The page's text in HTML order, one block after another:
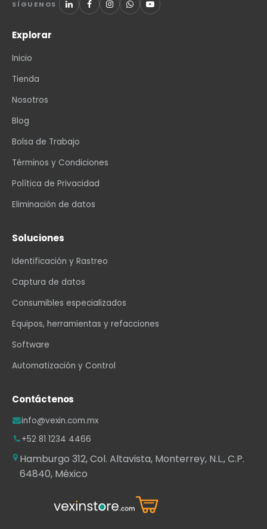
SÍGUENOS
Explorar
Inicio
Tienda
Nosotros
Blog
Bolsa de Trabajo
Términos y Condiciones
Política de Privacidad
Eliminación de datos
Soluciones
Identificación y Rastreo
Captura de datos
Consumibles especializados
Equipos, herramientas y refacciones
Software
Automatización y Control
Contáctenos
info@vexin.com.mx
+52 81 1234 4466
Hamburgo 312, Col. Altavista, Monterrey, N.L., C.P.
64840, México